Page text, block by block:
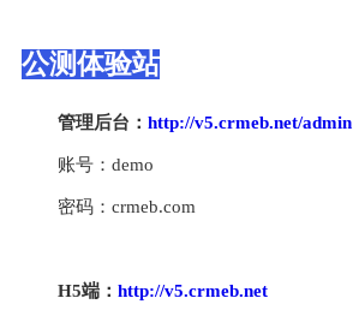
公测体验站
管理后台： http://v5.crmeb.net/admin
账号：demo
密码：crmeb.com
H5端 ： http://v5.crmeb.net